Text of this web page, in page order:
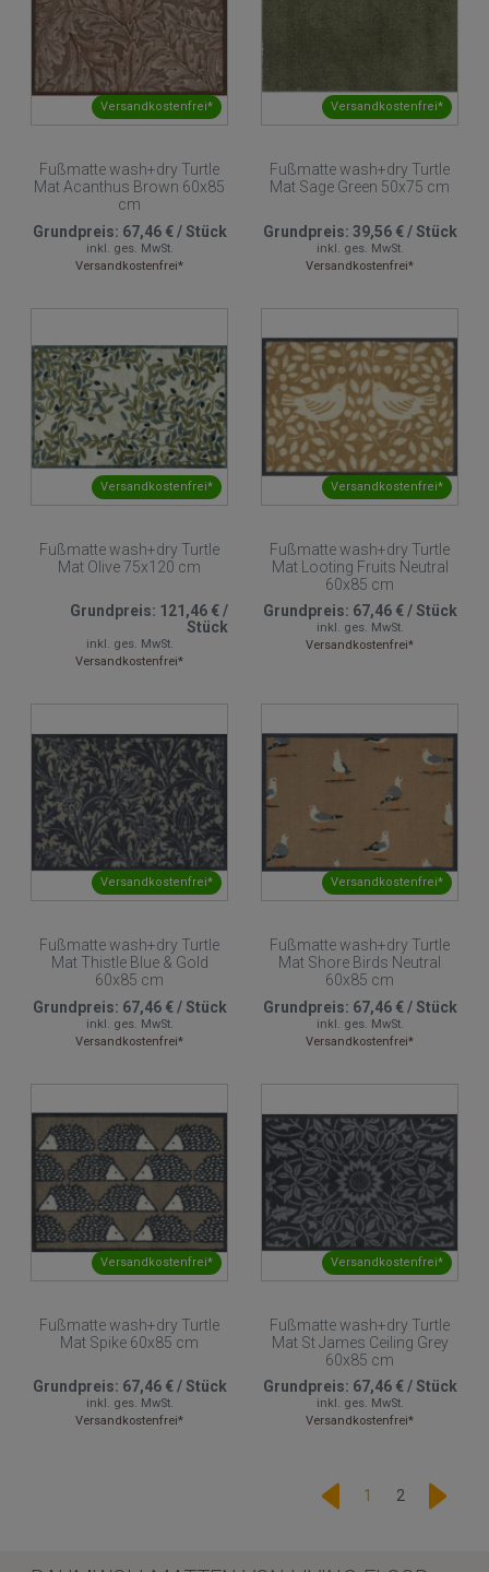
Versandkostenfrei*
Fußmatte wash+dry Turtle
Mat Acanthus Brown 60x85
cm
Grundpreis: 67,46 €/Stück
inkl. ges. MwSt.
Versandkostenfrei*
Versandkostenfrei*
Fußmatte wash+dry Turtle
Mat Sage Green 50x75 cm
Grundpreis: 39,56 €/Stück
inkl. ges. MwSt.
Versandkostenfrei*
Versandkostenfrei*
Fußmatte wash+dry Turtle
Mat Olive 75x120 cm
Grundpreis: 121,46 €/
Stück
inkl. ges. MwSt.
Versandkostenfrei*
Versandkostenfrei*
Fußmatte wash+dry Turtle
Mat Looting Fruits Neutral
60x85 cm
Grundpreis: 67,46 €/Stück
inkl. ges. MwSt.
Versandkostenfrei*
Versandkostenfrei*
Fußmatte wash+dry Turtle
Mat Thistle Blue & Gold
60x85 cm
Grundpreis: 67,46 €/Stück
inkl. ges. MwSt.
Versandkostenfrei*
Versandkostenfrei*
Fußmatte wash+dry Turtle
Mat Shore Birds Neutral
60x85 cm
Grundpreis: 67,46 €/Stück
inkl. ges. MwSt.
Versandkostenfrei*
Versandkostenfrei*
Fußmatte wash+dry Turtle
Mat Spike 60x85 cm
Grundpreis: 67,46 €/Stück
inkl. ges. MwSt.
Versandkostenfrei*
Versandkostenfrei*
Fußmatte wash+dry Turtle
Mat St James Ceiling Grey
60x85 cm
Grundpreis: 67,46 €/Stück
inkl. ges. MwSt.
Versandkostenfrei*
1 2